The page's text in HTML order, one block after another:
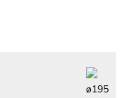
ø195